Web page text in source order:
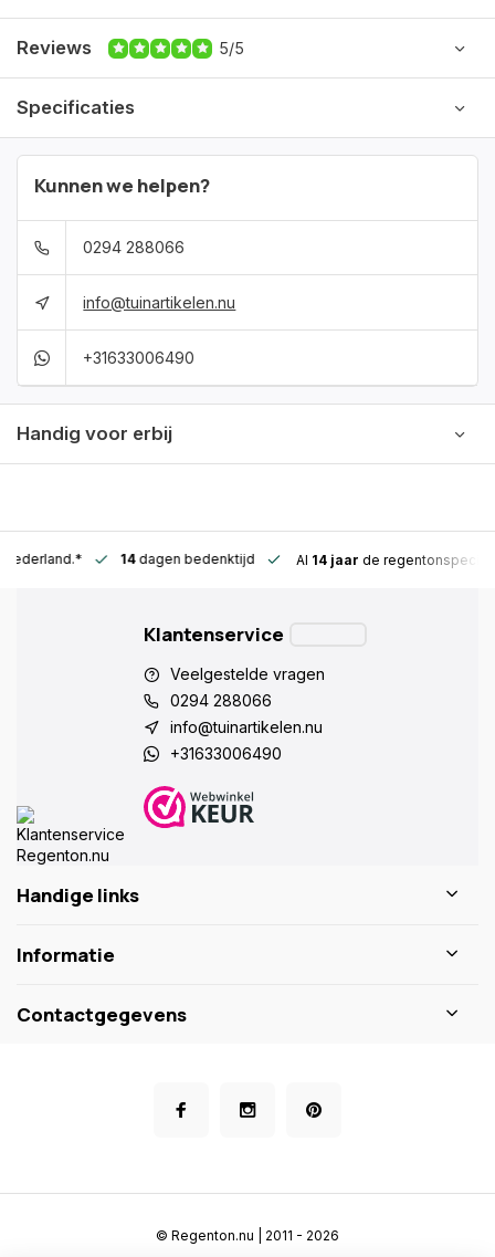
Reviews 5/5
Specificaties
Kunnen we helpen?
0294 288066
info@tuinartikelen.nu
+31633006490
Handig voor erbij
Nederland.* 14dagen bedenktijd Al 14 jaar de
Klantenservice
Veelgestelde vragen
0294 288066
info@tuinartikelen.nu
+31633006490
Handige links
Informatie
Contactgegevens
© Regenton.nu | 2011 - 2026